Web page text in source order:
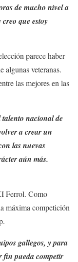
de mucho nivel a
que estoy
parece haber
algunas veteranas.
las mejores en las
talento nacional de
a crear un
las nuevas
aún más.
Ferrol. Como
máxima competición
gallegos, y para
fin pueda competir